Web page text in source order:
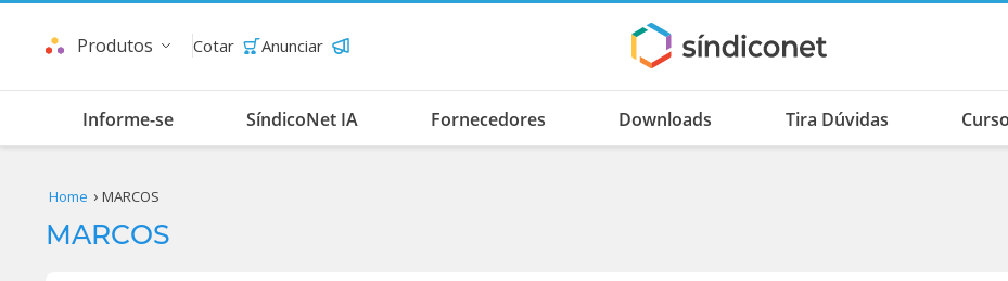
Produtos Cotar Anunciar
Informe-se SíndicoNet IA Fornecedores Downloads Tira Dúvidas
Home MARCOS
MARCOS